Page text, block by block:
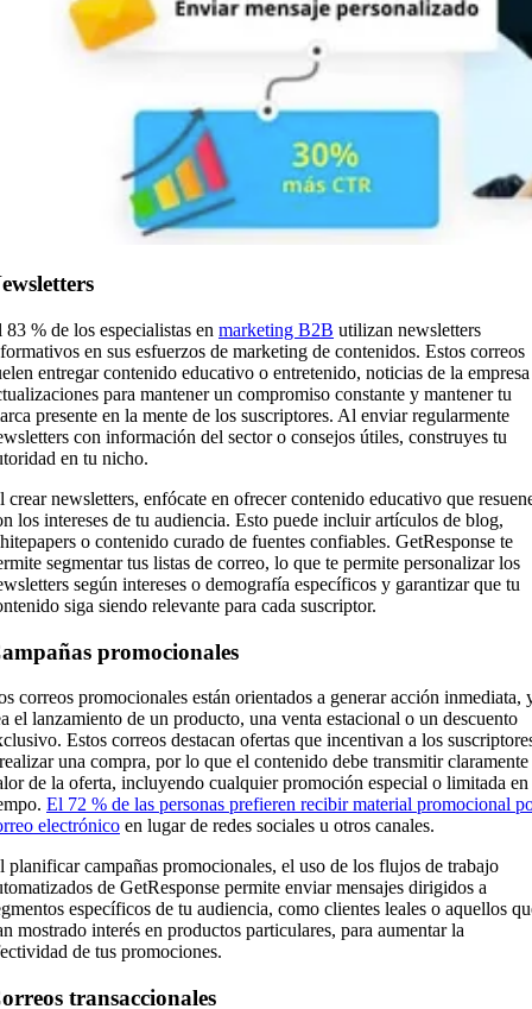
83 % de los especialistas en marketing B2B utilizan newsletters
en sus esfuerzos de marketing de contenidos. Estos correos
entregar contenido educativo o entretenido, noticias de la
para mantener un compromiso constante y mantener tu
presente en la mente de los suscriptores. Al enviar regularmente
con información del sector o consejos útiles, construyes tu
en tu nicho.
crear newsletters, enfócate en ofrecer contenido educativo que
los intereses de tu audiencia. Esto puede incluir artículos de blog,
o contenido curado de fuentes confiables. GetResponse te
segmentar tus listas de correo, lo que te permite personalizar los
según intereses o demografía específicos y garantizar que tu
siga siendo relevante para cada suscriptor.
promocionales
correos promocionales están orientados a generar acción inmediata,
el lanzamiento de un producto, una venta estacional o un descuento
Estos correos destacan ofertas que incentivan a los
una compra, por lo que el contenido debe transmitir claramente
de la oferta, incluyendo cualquier promoción especial o limitada en
El 72 % de las personas prefieren recibir material promocional
electrónico en lugar de redes sociales u otros canales.
planificar campañas promocionales, el uso de los flujos de trabajo
de GetResponse permite enviar mensajes dirigidos a
específicos de tu audiencia, como clientes leales o aquellos
mostrado interés en productos particulares, para aumentar la
de tus promociones.
transaccionales